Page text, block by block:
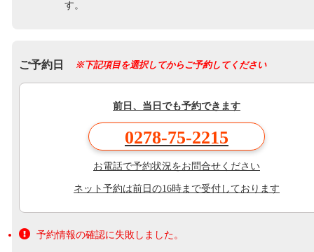
す。
ご予約日 ※下記項目を選択してからご予約してください
前日、当日でも予約できます
0278-75-2215
お電話で予約状況をお問合せください
ネット予約は前日の16時まで受付しております
予約情報の確認に失敗しました。